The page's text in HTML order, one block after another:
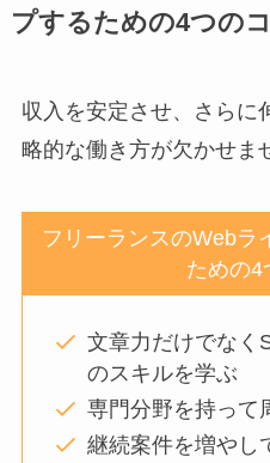
プするための4つの
収入を安定させ、さらに
略的な働き方が欠かせま
フリーランスのWebラ
ための4
文章力だけでなく
のスキルを学ぶ
専門分野を持って
継続案件を増やし